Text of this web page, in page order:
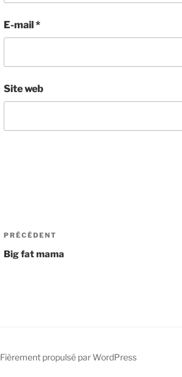
E-mail*
Site web
Navigation
de
Article
précédent
PRÉCÉDENT
Big fat mama
Fièrement propulsé par WordPress